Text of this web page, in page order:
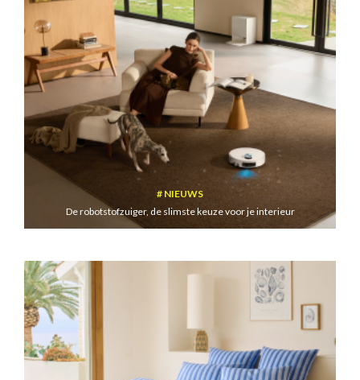
NIEUWS
De robotstofzuiger, de slimste keuze voor je interieur